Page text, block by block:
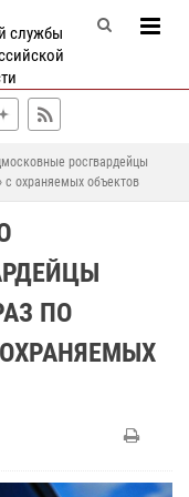
службы
росгвардейцы
с охраняемых объектов
ПО